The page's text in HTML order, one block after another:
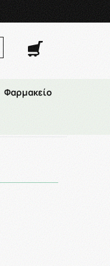
Φαρμακείο